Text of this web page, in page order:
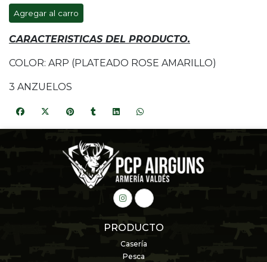
Agregar al carro
CARACTERISTICAS DEL PRODUCTO.
COLOR: ARP (PLATEADO ROSE AMARILLO)
3 ANZUELOS
PRODUCTO
Casería
Pesca